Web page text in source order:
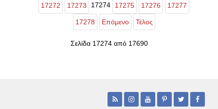
17272 17273 17274 17275 17276 17277
17278 Επόμενο Τέλος
Σελίδα 17274 από 17690